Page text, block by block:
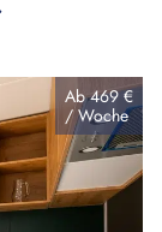
Ab469 €
/Woche